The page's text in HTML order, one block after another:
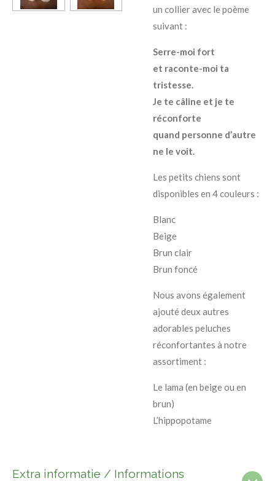
un collier avec le poème
suivant :
Serre-moi fort
et raconte-moi ta
tristesse.
Je te câline et je te
réconforte
quand personne d’autre
ne le voit.
Les petits chiens sont
disponibles en 4 couleurs :
Blanc
Beige
Brun clair
Brun foncé
Nous avons également
ajouté deux autres
adorables peluches
réconfortantes à notre
assortiment :
Le lama (en beige ou en
brun)
L’hippopotame
Extra informatie / Informations